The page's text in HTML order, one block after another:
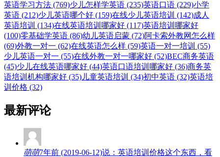
英语学习方法 (769)少儿怎样学英语 (235)英语口语 (229)小学
英语 (212)少儿英语哪个好 (159)在线少儿英语培训 (142)成人
英语培训 (134)在线英语培训哪家好 (117)英语培训哪家好
(100)零基础学英语 (86)幼儿英语启蒙 (72)阿卡索外教网怎么样
(69)外教一对一 (62)在线英语怎么样 (59)英语一对一培训 (55)
少儿英语一对一 (55)在线外教一对一哪家好 (52)BEC商务英语
(45)少儿在线英语哪家好 (44)英语口语培训哪家好 (36)商务英
语培训机构哪家好 (35) 儿童英语培训 (34)初中英语 (32)英语培
训价格 (32)
最新评论
萌萌7年前 (2019-06-12)说：英语培训价格这个东西，看